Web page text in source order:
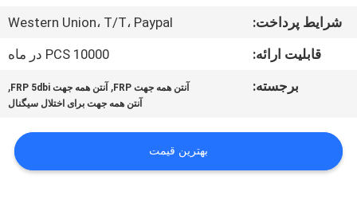
تور
کارخانه
کیفیت
شرایط پرداخت:
Western Union، T/T، Paypal
قابلیت ارائه:
10000 PCS در ماه
برجسته:
آنتن همه جهت FRP , آنتن همه جهت FRP 5dbi ,
آنتن همه جهت برای اختلال سیگنال
بهترین قیمت